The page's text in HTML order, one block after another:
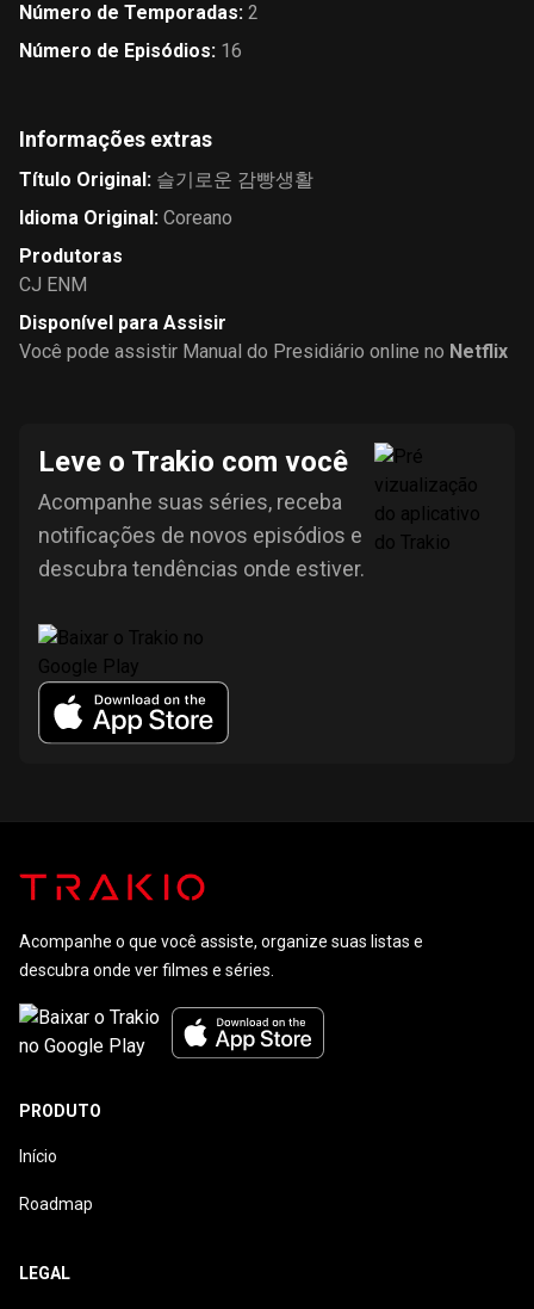
Número de Temporadas: 2
Número de Episódios: 16
Informações extras
Título Original: 슬기로운 감빵생활
Idioma Original: Coreano
Produtoras
CJ ENM
Disponível para Assisir
Você pode assistir Manual do Presidiário online no Netflix
Leve o Trakio com você
Acompanhe suas séries, receba
notificações de novos episódios e
descubra tendências onde estiver.
Acompanhe o que você assiste, organize suas listas e
descubra onde ver filmes e séries.
PRODUTO
Início
Roadmap
LEGAL